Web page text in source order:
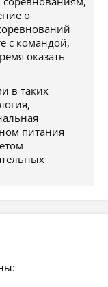
о
с командой,
оказать
в таких
питания